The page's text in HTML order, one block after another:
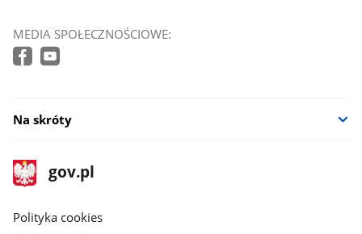
MEDIA SPOŁECZNOŚCIOWE:
Na skróty
stopka
gov.pl
Strona
gov.pl
gov.pl
Polityka cookies